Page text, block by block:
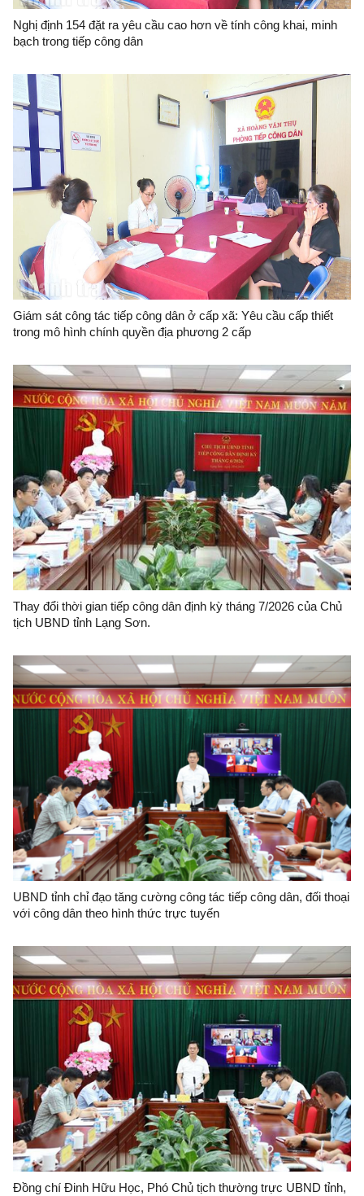
Nghị định 154 đặt ra yêu cầu cao hơn về tính công khai, minh
bạch trong tiếp công dân
Giám sát công tác tiếp công dân ở cấp xã: Yêu cầu cấp thiết
trong mô hình chính quyền địa phương 2 cấp
Thay đổi thời gian tiếp công dân định kỳ tháng 7/2026 của Chủ
tịch UBND tỉnh Lạng Sơn.
UBND tỉnh chỉ đạo tăng cường công tác tiếp công dân, đối thoại
với công dân theo hình thức trực tuyến
Đồng chí Đinh Hữu Học, Phó Chủ tịch thường trực UBND tỉnh,